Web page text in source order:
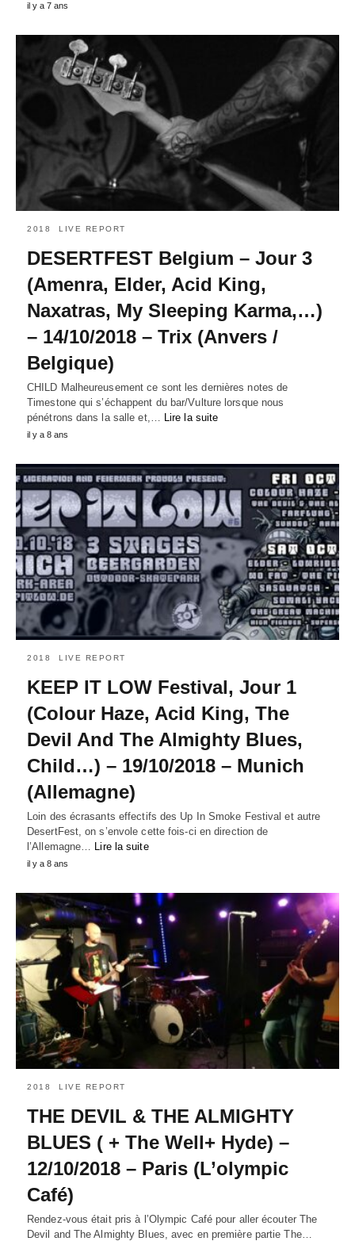
il y a 7 ans
2018 LIVE REPORT
DESERTFEST Belgium – Jour 3
(Amenra, Elder, Acid King,
Naxatras, My Sleeping Karma,…)
– 14/10/2018 – Trix (Anvers /
Belgique)
CHILD Malheureusement ce sont les dernières notes de
Timestone qui s’échappent du bar/Vulture lorsque nous
pénétrons dans la salle et,… Lire la suite
il y a 8 ans
2018 LIVE REPORT
KEEP IT LOW Festival, Jour 1
(Colour Haze, Acid King, The
Devil And The Almighty Blues,
Child…) – 19/10/2018 – Munich
(Allemagne)
Loin des écrasants effectifs des Up In Smoke Festival et autre
DesertFest, on s’envole cette fois-ci en direction de
l’Allemagne…
Lire la suite
il y a 8 ans
2018 LIVE REPORT
THE DEVIL & THE ALMIGHTY
BLUES ( + The Well+ Hyde) –
12/10/2018 – Paris (L’olympic
Café)
Rendez-vous était pris à l’Olympic Café pour aller écouter The
Devil and The Almighty Blues, avec en première partie The…